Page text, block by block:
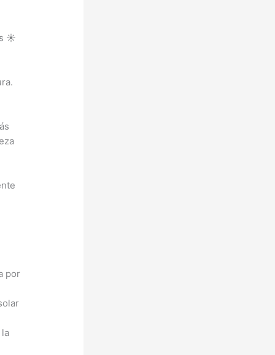
☀️
por